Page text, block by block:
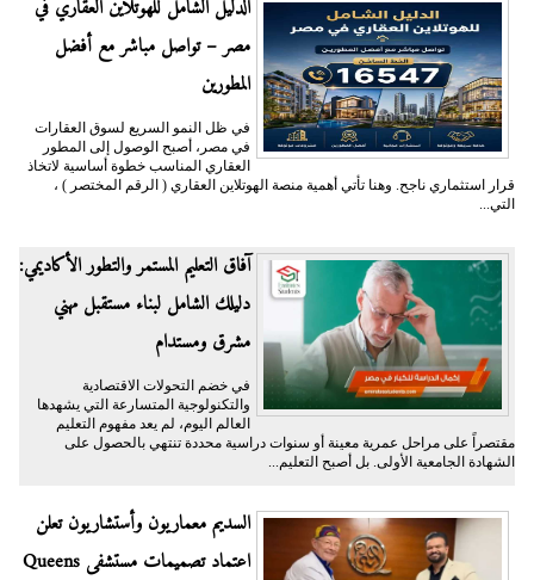
الدليل الشامل للهوتلاين العقاري في
مصر – تواصل مباشر مع أفضل
المطورين
في ظل النمو السريع لسوق العقارات
في مصر، أصبح الوصول إلى المطور
العقاري المناسب خطوة أساسية لاتخاذ
قرار استثماري ناجح. وهنا تأتي أهمية منصة الهوتلاين العقاري ( الرقم المختصر ) ،
التي...
آفاق التعليم المستمر والتطور الأكاديمي:
دليلك الشامل لبناء مستقبل مهني
مشرق ومستدام
في خضم التحولات الاقتصادية
والتكنولوجية المتسارعة التي يشهدها
العالم اليوم، لم يعد مفهوم التعليم
مقتصراً على مراحل عمرية معينة أو سنوات دراسية محددة تنتهي بالحصول على
الشهادة الجامعية الأولى. بل أصبح التعليم...
السديم معماريون وأستشاريون تعلن
اعتماد تصميمات مستشفى Queens